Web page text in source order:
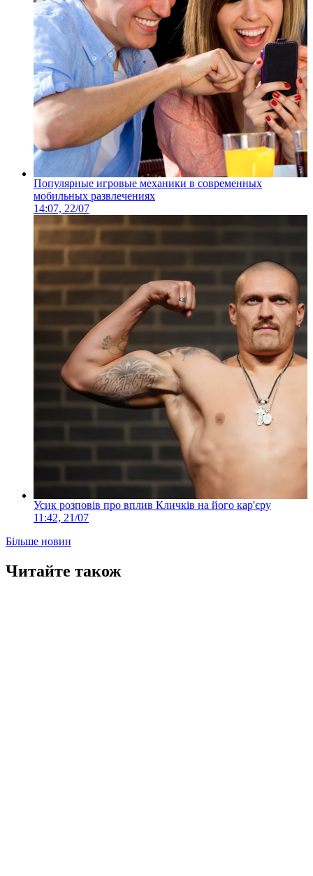
Популярные игровые механики в современных
мобильных развлечениях
14:07, 22/07
Усик розповів про вплив Кличків на його кар'єру
11:42, 21/07
Більше новин
Читайте також